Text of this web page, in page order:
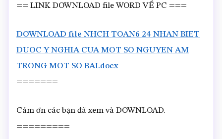
== LINK DOWNLOAD file WORD VỀ PC ===
DOWNLOAD file NHCH TOAN6 24 NHAN BIET
DUOC Y NGHIA CUA MOT SO NGUYEN AM
TRONG MOT SO BAI.docx
=======
Cám ơn các bạn đã xem và DOWNLOAD.
=========